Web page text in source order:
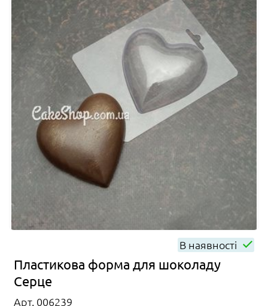
В наявності
Пластикова форма для шоколаду
Серце
Арт. 006239